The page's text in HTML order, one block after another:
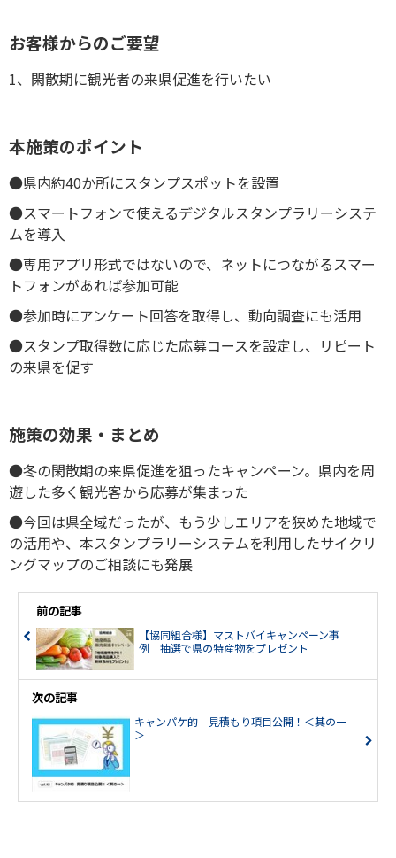
お客様からのご要望
1、閑散期に観光者の来県促進を行いたい
本施策のポイント
●県内約40か所にスタンプスポットを設置
●スマートフォンで使えるデジタルスタンプラリーシステ
ムを導入
●専用アプリ形式ではないので、ネットにつながるスマー
トフォンがあれば参加可能
●参加時にアンケート回答を取得し、動向調査にも活用
●スタンプ取得数に応じた応募コースを設定し、リピート
の来県を促す
施策の効果・まとめ
●冬の閑散期の来県促進を狙ったキャンペーン。県内を周
遊した多く観光客から応募が集まった
●今回は県全域だったが、もう少しエリアを狭めた地域で
の活用や、本スタンプラリーシステムを利用したサイクリ
ングマップのご相談にも発展
前の記事
【協同組合様】マストバイキャンペーン事
例 抽選で県の特産物をプレゼント
次の記事
キャンパケ的 見積もり項目公開！＜其の一
＞